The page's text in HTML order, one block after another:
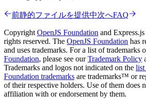
前静的ファイルを提供中次へFAQ
Copyright OpenJS Foundation and
rights reserved. The OpenJS Foundation has
and uses trademarks. For a list of trademarks
Foundation, please see ourTrademark Policy
Trademarks and logos not indicated on the list
Foundation trademarks are trademarks™ or
of their respective holders. Use of them does
affiliation with or endorsement by them.